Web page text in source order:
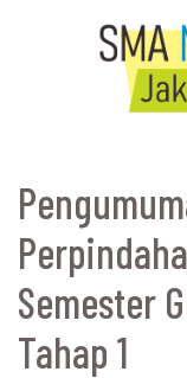
Semester
Tahap 1